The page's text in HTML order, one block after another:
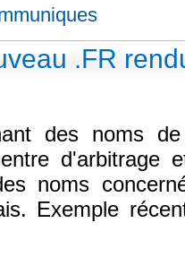
.FR
des noms
d'arbitrage
noms
Exemple